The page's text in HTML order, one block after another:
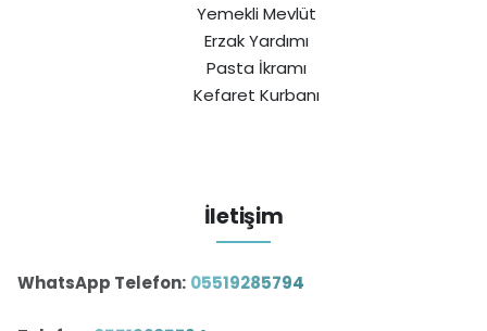
Yemekli Mevlüt
Erzak Yardımı
Pasta İkramı
Kefaret Kurbanı
İletişim
WhatsApp Telefon: 05519285794